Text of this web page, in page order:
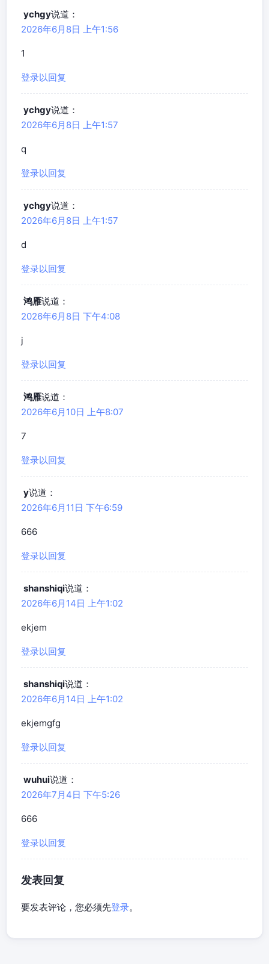
ychgy说道：
2026年6月8日 上午1:56
1
登录以回复
ychgy说道：
2026年6月8日 上午1:57
q
登录以回复
ychgy说道：
2026年6月8日 上午1:57
d
登录以回复
鸿雁说道：
2026年6月8日 下午4:08
j
登录以回复
鸿雁说道：
2026年6月10日 上午8:07
7
登录以回复
y说道：
2026年6月11日 下午6:59
666
登录以回复
shanshiqi说道：
2026年6月14日 上午1:02
ekjem
登录以回复
shanshiqi说道：
2026年6月14日 上午1:02
ekjemgfg
登录以回复
wuhui说道：
2026年7月4日 下午5:26
666
登录以回复
发表回复
要发表评论，您必须先登录。